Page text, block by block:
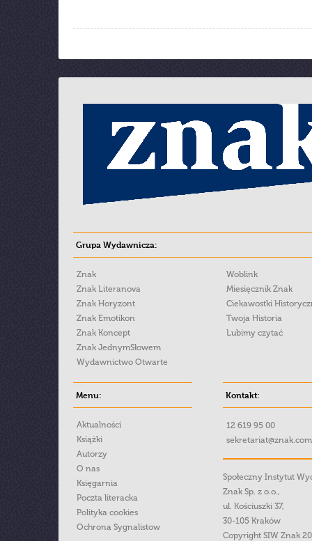
Grupa Wydawnicza:
Znak
Znak Literanova
Znak Horyzont
Znak Emotikon
Znak Koncept
Znak JednymSłowem
Wydawnictwo Otwarte
Woblink
Miesięcznik Znak
Ciekawostki
Twoja Historia
Lubimy czytać
Menu:
Aktualności
Książki
Autorzy
O nas
Księgarnia
Poczta literacka
Polityka cookies
Ochrona Sygnalistow
Kontakt:
12 619 95 00
Społeczny Instytut
Znak Sp. z o.o.,
ul. Kościuszki 37,
30-105 Kraków
Copyright SIW Znak